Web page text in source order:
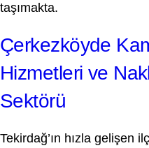
taşımakta.
Çerkezköyde
Hizmetleri ve
Sektörü
Tekirdağ’ın hızla gelişen